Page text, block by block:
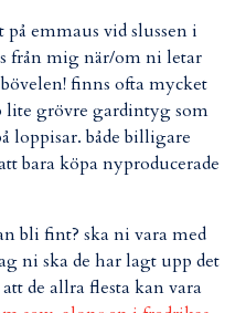
på emmaus vid slussen i
från mig när/om ni letar
finns ofta mycket
lite grövre gardintyg som
loppisar. både billigare
bara köpa nyproducerade
bli fint? ska ni vara med
ni ska de har lagt upp det
de allra flesta kan vara